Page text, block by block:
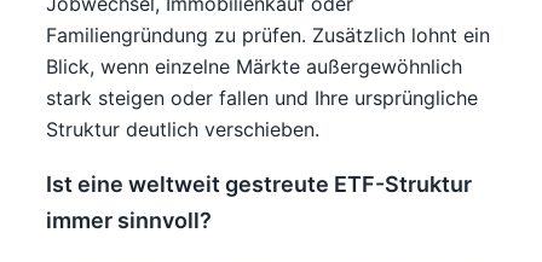
Familiengründung zu prüfen. Zusätzlich lohnt ein
Blick, wenn einzelne Märkte außergewöhnlich
stark steigen oder fallen und Ihre ursprüngliche
Struktur deutlich verschieben.
Ist eine weltweit gestreute ETF-Struktur
immer sinnvoll?